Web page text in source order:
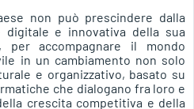
non può prescindere dalla
digitale e innovativa della sua
per accompagnare il mondo
in un cambiamento non solo
e organizzativo, basato su
che dialogano fra loro e
crescita competitiva e della